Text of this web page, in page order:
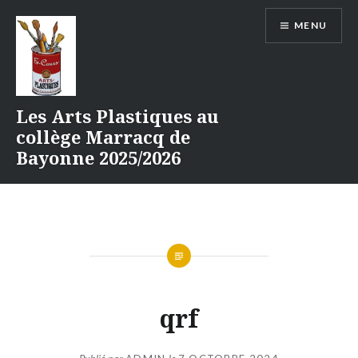
contenu
Les Arts Plastiques au
collège Marracq de
Bayonne 2025/2026
MENU
qrf